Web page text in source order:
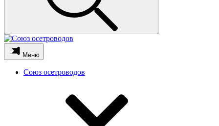
Меню
Союз осетроводов